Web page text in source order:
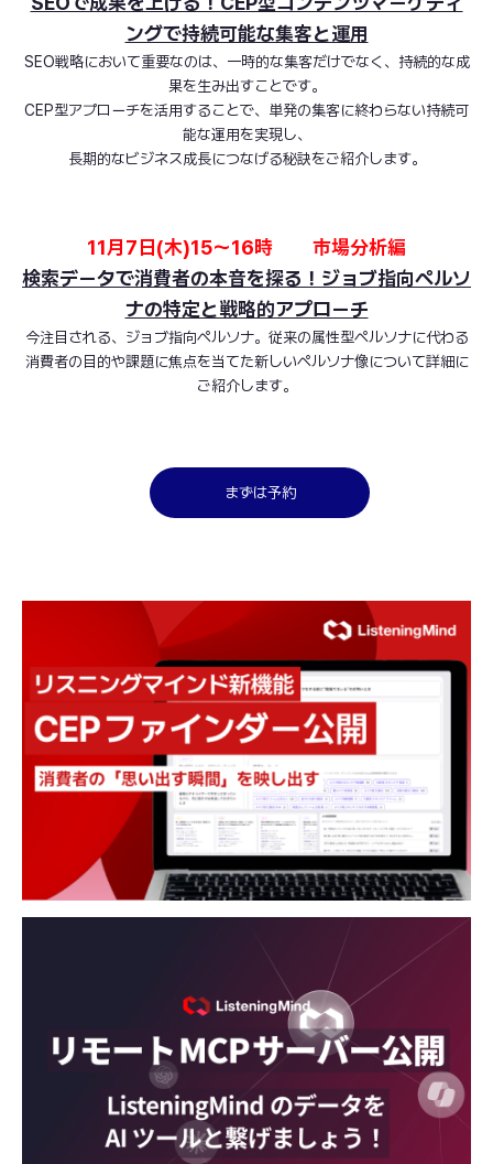
ングで持続可能な集客と運用
SEO戦略において重要なのは、一時的な集客だけでなく、持続的な成
果を生み出すことです。
CEP型アプローチを活用することで、単発の集客に終わらない持続可
能な運用を実現し、
長期的なビジネス成長につなげる秘訣をご紹介します。
11月7日(木)15～16時 市場分析編
検索データで消費者の本音を探る！ジョブ指向ペルソ
ナの特定と戦略的アプローチ
今注目される、ジョブ指向ペルソナ。従来の属性型ペルソナに代わる
消費者の目的や課題に焦点を当てた新しいペルソナ像について詳細に
ご紹介します。
まずは予約